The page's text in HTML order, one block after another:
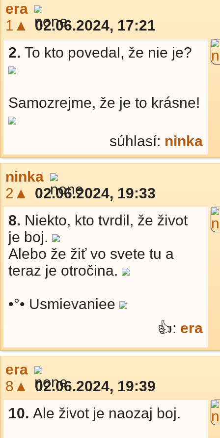
era
1▲
02.06.2024, 17:21
2. To kto povedal, že nie je?
Samozrejme, že je to krásne!
súhlasí: ninka
ninka
2▲
02.06.2024, 19:33
8. Niekto, kto tvrdil, že život
je boj.
Alebo že žiť vo svete tu a
teraz je otročina.
•°• Usmievaniee
👍: era
era
8▲
02.06.2024, 19:39
10. Ale život je naozaj boj.